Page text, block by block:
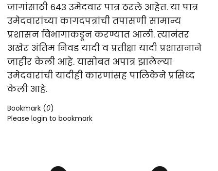
जागांसाठी ६४३ उमेदवार पात्र ठरले आहेत. या पात्र
उमेदवारांच्या कागदपत्रांची तपासणी सामान्य
प्रशासन विभागाकडून करण्यात आली. त्यानंतर
अखेर अंतिम निवड यादी व प्रतीक्षा यादी प्रशासनाने
जाहीर केली आहे. यासोबत अपात्र झालेल्या
उमेदवारांची यादीही कारणांसह पालिकेने प्रसिध्द
केली आहे.
Bookmark (0)
Please login to bookmark